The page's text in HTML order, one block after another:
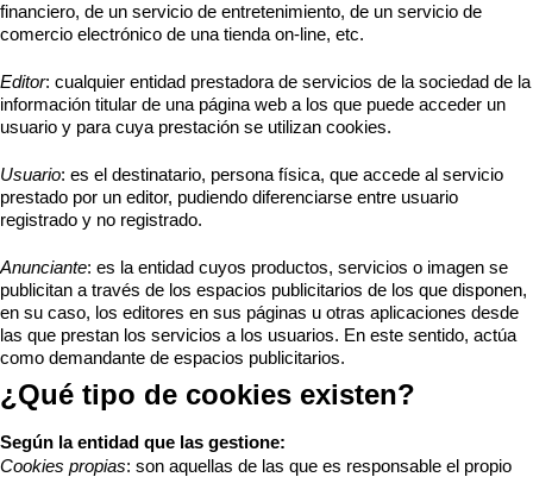
financiero, de un servicio de entretenimiento, de un servicio de
comercio electrónico de una tienda on-line, etc.
Editor: cualquier entidad prestadora de servicios de la sociedad de la
información titular de una página web a los que puede acceder un
usuario y para cuya prestación se utilizan cookies.
Usuario: es el destinatario, persona física, que accede al servicio
prestado por un editor, pudiendo diferenciarse entre usuario
registrado y no registrado.
Anunciante: es la entidad cuyos productos, servicios o imagen se
publicitan a través de los espacios publicitarios de los que disponen,
en su caso, los editores en sus páginas u otras aplicaciones desde
las que prestan los servicios a los usuarios. En este sentido, actúa
como demandante de espacios publicitarios.
¿Qué tipo de cookies existen?
Según la entidad que las gestione:
Cookies propias: son aquellas de las que es responsable el propio